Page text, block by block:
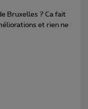
Bruxelles ? Ca fait
et rien ne